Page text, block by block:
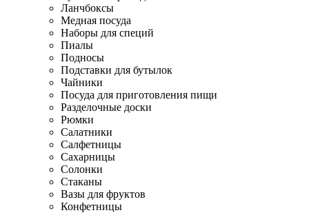
Ланчбоксы
Медная посуда
Наборы для специй
Пиалы
Подносы
Подставки для бутылок
Чайники
Посуда для приготовления пищи
Разделочные доски
Рюмки
Салатники
Салфетницы
Сахарницы
Солонки
Стаканы
Вазы для фруктов
Конфетницы